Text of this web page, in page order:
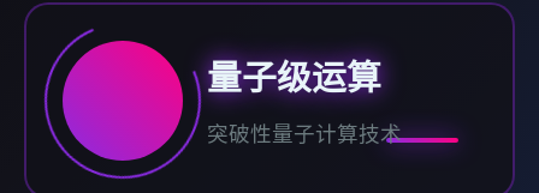
量子级运算
突破性量子计算技术